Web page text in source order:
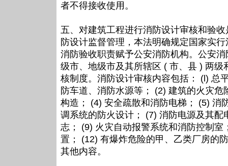
者不得接收使用。
五、对建筑工程进行消防设计审核和验
防设计监督管理，本法明确规定国家实
消防验收职责赋予公安消防机构。公安
级市、地级市及其所辖区 ( 市、县 ) 两
核制度。消防设计审核内容包括： (l) 总
防车道、消防水源等； (2) 建筑的火灾
构造； (4) 安全疏散和消防电梯； (5) 消
调系统的防火设计； (7) 消防电源及其
志； (9) 火灾自动报警系统和消防控制
置； (12) 有爆炸危险的甲、乙类厂房的
其他内容。